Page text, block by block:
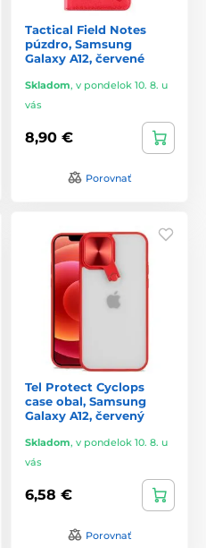
Tactical Field Notes
púzdro, Samsung
Galaxy A12, červené
Skladom, v pondelok 10. 8. u
vás
8,90 €
Porovnať
Tel Protect Cyclops
case obal, Samsung
Galaxy A12, červený
Skladom, v pondelok 10. 8. u
vás
6,58 €
Porovnať